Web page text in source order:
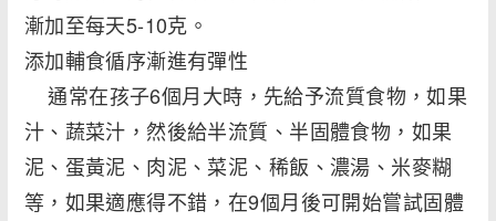
漸加至每天5-10克。
添加輔食循序漸進有彈性
通常在孩子6個月大時，先給予流質食物，如果
汁、蔬菜汁，然後給半流質、半固體食物，如果
泥、蛋黃泥、肉泥、菜泥、稀飯、濃湯、米麥糊
等，如果適應得不錯，在9個月後可開始嘗試固體